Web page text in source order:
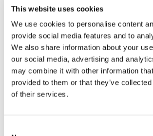
This website uses cookies
We use cookies to personalise content
provide social media features and to
We also share information about your
our social media, advertising and
may combine it with other information
provided to them or that they’ve
of their services.
Eckerö tyngs av höga